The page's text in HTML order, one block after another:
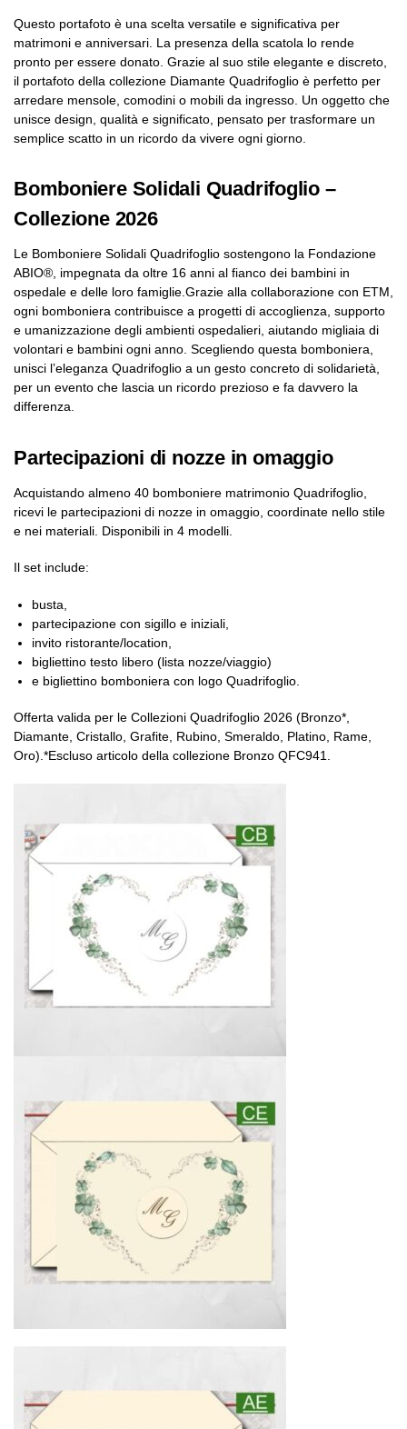
Questo portafoto è una scelta versatile e significativa per
matrimoni e anniversari. La presenza della scatola lo rende
pronto per essere donato. Grazie al suo stile elegante e discreto,
il portafoto della collezione Diamante Quadrifoglio è perfetto per
arredare mensole, comodini o mobili da ingresso. Un oggetto che
unisce design, qualità e significato, pensato per trasformare un
semplice scatto in un ricordo da vivere ogni giorno.
Bomboniere Solidali Quadrifoglio –
Collezione 2026
Le Bomboniere Solidali Quadrifoglio sostengono la Fondazione
ABIO®, impegnata da oltre 16 anni al fianco dei bambini in
ospedale e delle loro famiglie.Grazie alla collaborazione con ETM,
ogni bomboniera contribuisce a progetti di accoglienza, supporto
e umanizzazione degli ambienti ospedalieri, aiutando migliaia di
volontari e bambini ogni anno. Scegliendo questa bomboniera,
unisci l’eleganza Quadrifoglio a un gesto concreto di solidarietà,
per un evento che lascia un ricordo prezioso e fa davvero la
differenza.
Partecipazioni di nozze in omaggio
Acquistando almeno 40 bomboniere matrimonio Quadrifoglio,
ricevi le partecipazioni di nozze in omaggio, coordinate nello stile
e nei materiali. Disponibili in 4 modelli.
Il set include:
busta,
partecipazione con sigillo e iniziali,
invito ristorante/location,
bigliettino testo libero (lista nozze/viaggio)
e bigliettino bomboniera con logo Quadrifoglio.
Offerta valida per le Collezioni Quadrifoglio 2026 (Bronzo*,
Diamante, Cristallo, Grafite, Rubino, Smeraldo, Platino, Rame,
Oro).*Escluso articolo della collezione Bronzo QFC941.